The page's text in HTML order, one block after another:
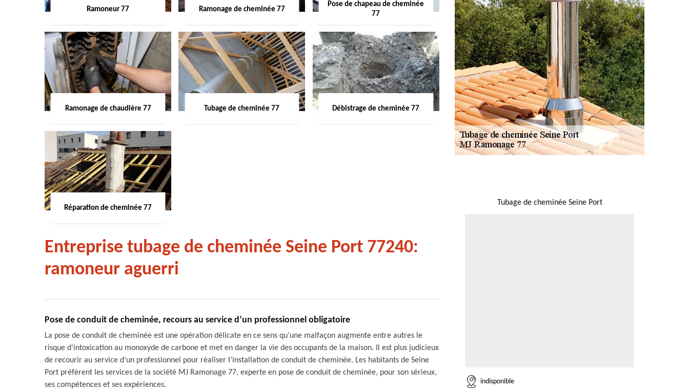
Ramoneur 77 Ramonage de cheminée 77
Pose de chapeau de cheminée
77
Ramonage de chaudière 77 Tubage de cheminée 77 Débistrage de cheminée 77
Réparation de cheminée 77
Entreprise tubage de cheminée Seine Port 77240:
ramoneur aguerri
Pose de conduit de cheminée, recours au service d’un professionnel obligatoire
La pose de conduit de cheminée est une opération délicate en ce sens qu’une malfaçon augmente entre autres le
risque d’intoxication au monoxyde de carbone et met en danger la vie des occupants de la maison. Il est plus judicieux
de recourir au service d’un professionnel pour réaliser l’installation de conduit de cheminée. Les habitants de Seine
Port préfèrent les services de la société MJ Ramonage 77, experte en pose de conduit de cheminée, pour son sérieux,
ses compétences et ses expériences.
Tubage de cheminée Seine Port
indisponible